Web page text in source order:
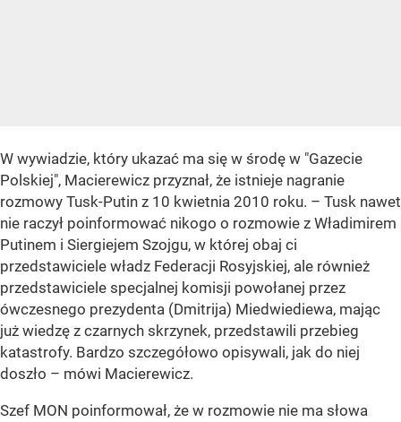
W wywiadzie, który ukazać ma się w środę w "Gazecie
Polskiej", Macierewicz przyznał, że istnieje nagranie
rozmowy Tusk-Putin z 10 kwietnia 2010 roku. – Tusk nawet
nie raczył poinformować nikogo o rozmowie z Władimirem
Putinem i Siergiejem Szojgu, w której obaj ci
przedstawiciele władz Federacji Rosyjskiej, ale również
przedstawiciele specjalnej komisji powołanej przez
ówczesnego prezydenta (Dmitrija) Miedwiediewa, mając
już wiedzę z czarnych skrzynek, przedstawili przebieg
katastrofy. Bardzo szczegółowo opisywali, jak do niej
doszło – mówi Macierewicz.
Szef MON poinformował, że w rozmowie nie ma słowa